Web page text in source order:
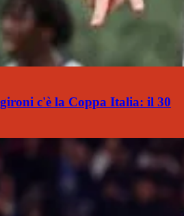
c'è la Coppa Italia: il 30